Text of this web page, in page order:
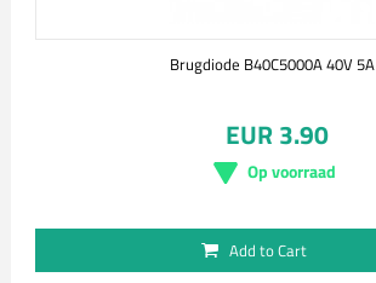
Brugdiode B40C5000A 40V 5A
EUR 3.90
Op voorraad
Add to Cart